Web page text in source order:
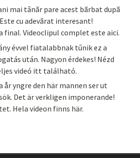
mai tânăr pare acest bărbat după
cu adevărat interesant!
final. Videoclipul complet este aici.
évvel fiatalabbnak tűnik ez a
után. Nagyon érdekes! Nézd
videó itt található.
år yngre den här mannen ser ut
Det är verkligen imponerande!
Hela videon finns här.